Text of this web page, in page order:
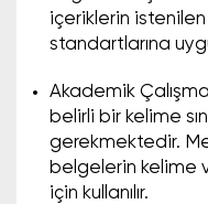
içeriklerin
standartlarına
Akademik
belirli bir kelime
gerekmektedir.
belgelerin kelime
için kullanılır.